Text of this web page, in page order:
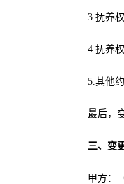
3.抚养权
4.抚养权
5.其他约
最后，变
三、变
甲方：（